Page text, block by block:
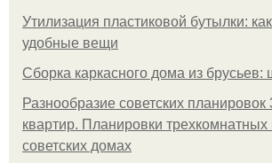
Утилизация пластиковой бутылки:
удобные вещи
Сборка каркасного дома из брусьев:
Разнообразие советских
квартир. Планировки трехкомнатных
советских домах